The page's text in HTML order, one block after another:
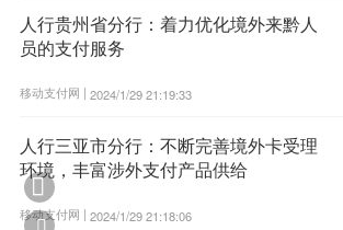
人行贵州省分行：着力优化境外来黔人
员的支付服务
移动支付网 | 2024/1/29 21:19:33
人行三亚市分行：不断完善境外卡受理
环境，丰富涉外支付产品供给
移动支付网 | 2024/1/29 21:18:06

